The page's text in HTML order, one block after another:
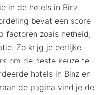
in de hotels in Binz
bevat een score
factoren zoals netheid,
Zo krijg je eerlijke
om de beste keuze te
hotels in Binz en
de pagina vind je de